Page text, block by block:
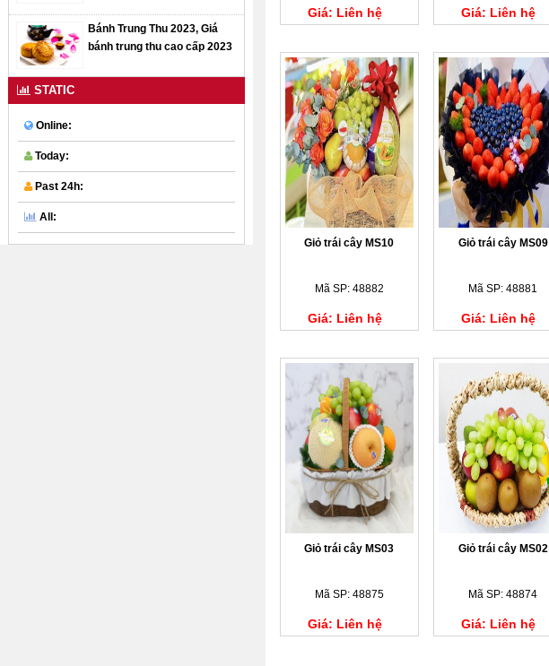
Giá: Liên hệ Giá: Liên hệ
Giỏ trái cây MS10
Mã SP: 48882
Giá: Liên hệ
Giỏ trái cây MS09
Mã SP: 48881
Giá: Liên hệ
Giỏ trái cây MS03
Mã SP: 48875
Giá: Liên hệ
Giỏ trái cây MS02
Mã SP: 48874
Giá: Liên hệ
Bánh Trung Thu 2023, Giá
bánh trung thu cao cấp 2023
STATIC
Online:
Today:
Past 24h:
All: